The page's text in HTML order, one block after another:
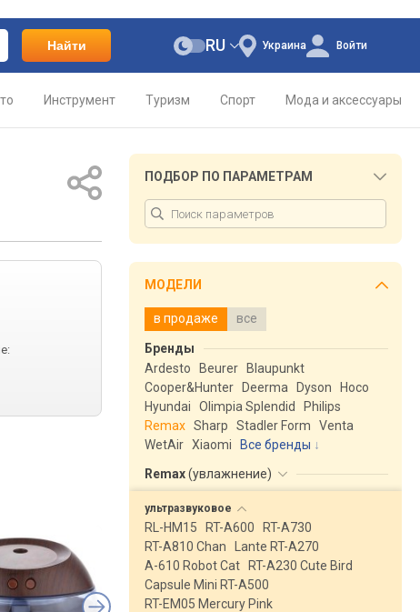
Найти Украина
RU Войти
Инструмент Туризм Спорт Мода и аксессуары
ПОДБОР ПО ПАРАМЕТРАМ
МОДЕЛИ
в продаже все
Бренды
Ardesto
Beurer
Blaupunkt
Cooper&Hunter
Deerma Dyson
Hoco
Hyundai
Olimpia Splendid
Philips
Remax Sharp Stadler Form
Venta
WetAir Xiaomi
Все бренды
Remax(увлажнение)
ультразвуковое
RL-HM15 RT-A600
RT-A730
RT-A810 Chan
Lante RT-A270
A-610 Robot Cat
RT-A230 Cute Bird
Capsule Mini RT-A500
RT-EM05 Mercury Pink